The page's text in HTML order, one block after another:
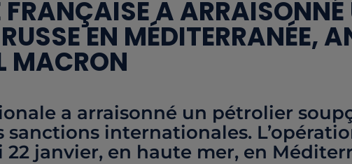
A ARRAISONNÉ
EN MÉDITERRANÉE,
MACRON
a arraisonné un pétrolier
internationales.
janvier, en haute mer, en